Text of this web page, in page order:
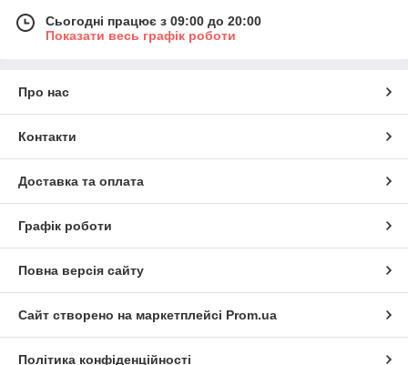
Сьогодні працює з 09:00 до 20:00
Показати весь графік роботи
Про нас
Контакти
Доставка та оплата
Графік роботи
Повна версія сайту
Сайт створено на маркетплейсі Prom.ua
Політика конфіденційності